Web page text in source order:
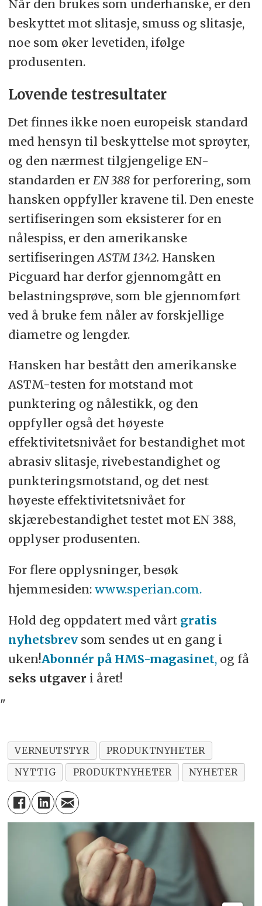
Når den brukes som underhanske, er den
beskyttet mot slitasje, smuss og slitasje,
noe som øker levetiden, ifølge
produsenten.
Lovende testresultater
Det finnes ikke noen europeisk standard
med hensyn til beskyttelse mot sprøyter,
og den nærmest tilgjengelige EN-
standarden er EN 388for perforering, som
hansken oppfyller kravene til. Den eneste
sertifiseringen som eksisterer for en
nålespiss, er den amerikanske
sertifiseringen ASTM 1342. Hansken
Picguard har derfor gjennomgått en
belastningsprøve, som ble gjennomført
ved å bruke fem nåler av forskjellige
diametre og lengder.
Hansken har bestått den amerikanske
ASTM-testen for motstand mot
punktering og nålestikk, og den
oppfyller også det høyeste
effektivitetsnivået for bestandighet mot
abrasiv slitasje, rivebestandighet og
punkteringsmotstand, og det nest
høyeste effektivitetsnivået for
skjærebestandighet testet mot EN 388,
opplyser produsenten.
For flere opplysninger, besøk
hjemmesiden: www.sperian.com.
Hold deg oppdatert med vårt gratis
nyhetsbrevsom sendes ut en gang i
uken!Abonnér på HMS-magasinet,og få
seks utgaver i året!
"
VERNEUTSTYR
PRODUKTNYHETER
NYTTIG
PRODUKTNYHETER NYHETER